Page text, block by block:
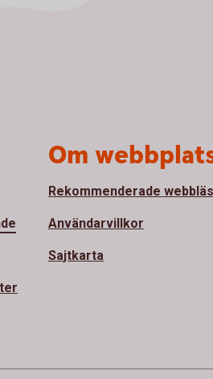
Om
Rekommenderade
Användarvillkor
Sajtkarta